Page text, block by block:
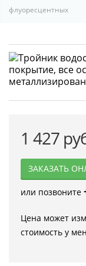
флуоресцентных
1 427
ЗАКАЗАТЬ
или позвоните
Цена может
стоимость у